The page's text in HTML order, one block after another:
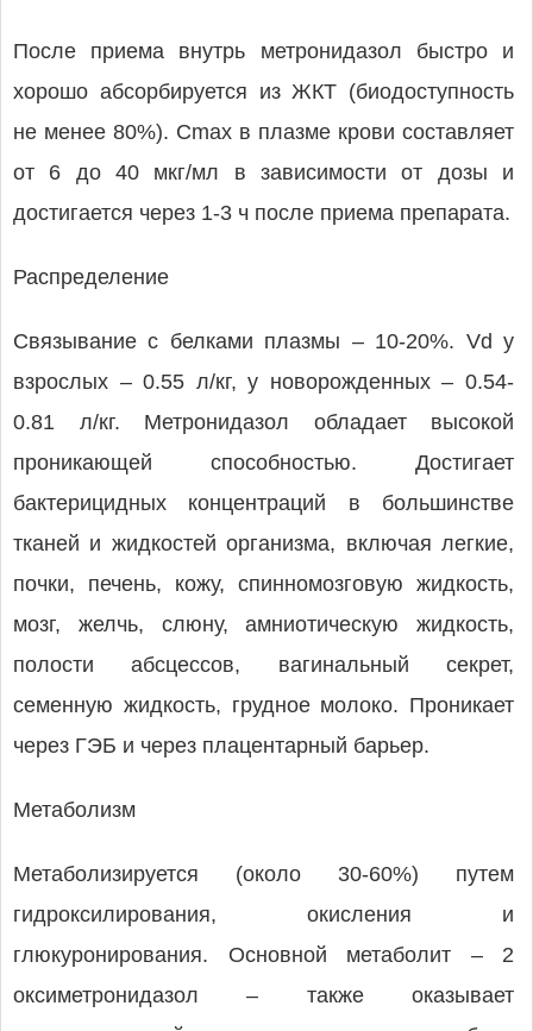
После приема внутрь метронидазол быстро и
хорошо абсорбируется из ЖКТ (биодоступность
не менее 80%). Cmax в плазме крови составляет
от 6 до 40 мкг/мл в зависимости от дозы и
достигается через 1-3 ч после приема препарата.
Распределение
Связывание с белками плазмы – 10-20%. Vd у
взрослых – 0.55 л/кг, у новорожденных – 0.54-
0.81 л/кг. Метронидазол обладает высокой
проникающей способностью. Достигает
бактерицидных концентраций в большинстве
тканей и жидкостей организма, включая легкие,
почки, печень, кожу, спинномозговую жидкость,
мозг, желчь, слюну, амниотическую жидкость,
полости абсцессов, вагинальный секрет,
семенную жидкость, грудное молоко. Проникает
через ГЭБ и через плацентарный барьер.
Метаболизм
Метаболизируется (около 30-60%) путем
гидроксилирования, окисления и
глюкуронирования. Основной метаболит – 2
оксиметронидазол – также оказывает